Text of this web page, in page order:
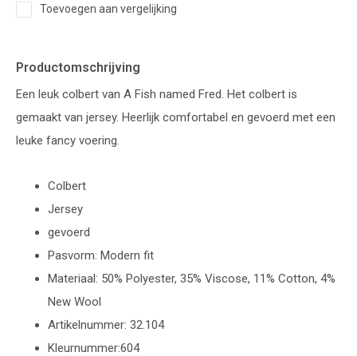
Toevoegen aan vergelijking
Productomschrijving
Een leuk colbert van A Fish named Fred. Het colbert is
gemaakt van jersey. Heerlijk comfortabel en gevoerd met een
leuke fancy voering.
Colbert
Jersey
gevoerd
Pasvorm: Modern fit
Materiaal: 50% Polyester, 35% Viscose, 11% Cotton, 4%
New Wool
Artikelnummer: 32.104
Kleurnummer:604